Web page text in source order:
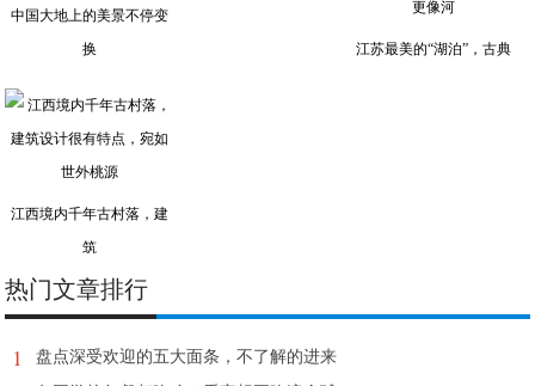
中国大地上的美景不停变
换
江苏最美的“湖泊”，古典
江西境内千年古村落，建
筑
热门文章排行
1 盘点深受欢迎的五大面条，不了解的进来